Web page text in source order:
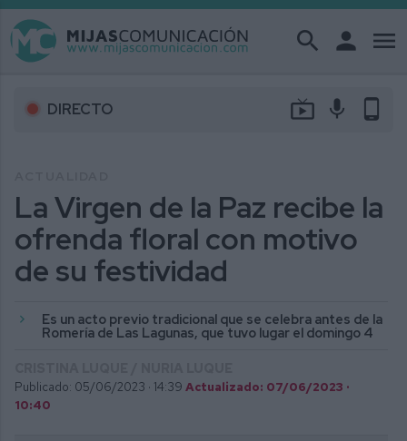
search person menu
DIRECTO live_tv mic phone_android
La Virgen de la Paz recibe la
ofrenda floral con motivo
de su festividad
Es un acto previo tradicional que se celebra antes de la
Romería de Las Lagunas, que tuvo lugar el domingo 4
Publicado: 05/06/2023 · 14:39 Actualizado: 07/06/2023 ·
10:40